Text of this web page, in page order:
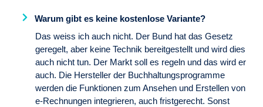
Warum gibt es keine kostenlose Variante?
Das weiss ich auch nicht. Der Bund hat das Gesetz
geregelt, aber keine Technik bereitgestellt und wird dies
auch nicht tun. Der Markt soll es regeln und das wird er
auch. Die Hersteller der Buchhaltungsprogramme
werden die Funktionen zum Ansehen und Erstellen von
e-Rechnungen integrieren, auch fristgerecht. Sonst